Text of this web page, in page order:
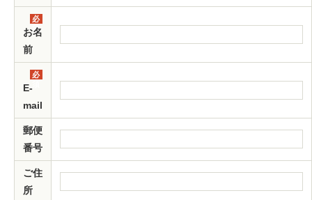
必
須
お名
前
必
E-
mail
郵便
番号
ご住
所